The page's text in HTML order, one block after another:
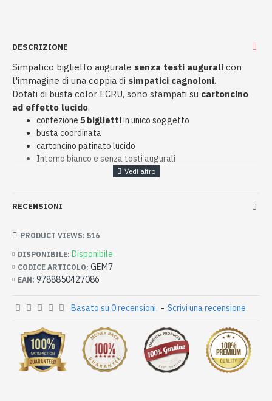
DESCRIZIONE
Simpatico biglietto augurale senza testi augurali con
l'immagine di una coppia di simpatici cagnoloni.
Dotati di busta color ECRU, sono stampati su cartoncino
ad effetto lucido.
confezione 5 bigliettiin unico soggetto
busta coordinata
cartoncino patinato lucido
Interno bianco e senza testi augurali
RECENSIONI
DISPONIBILE: Disponibile
CODICE ARTICOLO: GEM7
EAN: 9788850427086
PRODUCT VIEWS: 516
Basato su 0 recensioni. - Scrivi una recensione